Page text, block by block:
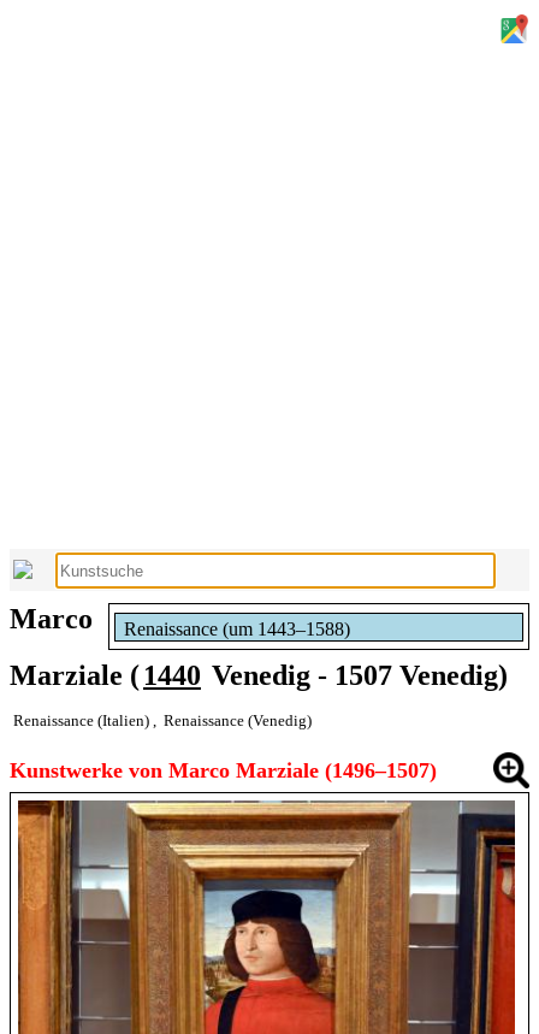
Renaissance (um 1443–1588)
Marco
Marziale (1440 Venedig - 1507 Venedig)
Renaissance (Italien) , Renaissance (Venedig)
Kunstwerke von Marco Marziale (1496–1507)